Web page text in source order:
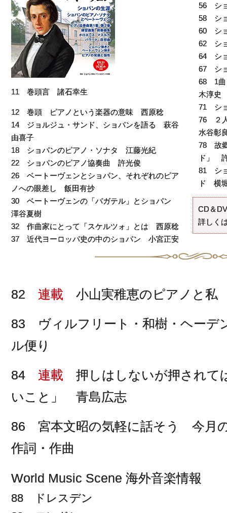
11 巻頭言 諸石幸生
12 巻頭 ピアノという楽器の意味 西原稔
14 ジョルジュ・サンド、ショパンを語る 萩谷
由喜子
18 ショパンのピアノ・ソナタ 江藤光紀
22 ショパンのピアノ協奏曲 許光俊
26 ベートーヴェンとショパン、それぞれのピア
ノへの眼差し 飯田有抄
30 ベートーヴェンの「バガテル」とショパン
澤谷夏樹
32 作曲家にとって「スケルツォ」とは 西原稔
37 近代ヨーロッパ史の中のショパン 小宮正安
56 シ
58 シ
60 シ
62 シ
64 シ
67 シ
68 1曲
木淳史
71 シ
76 ２
水谷彰
78 故
ド」
81 シ
ド 横
CD＆
詳しく
82 連載 小山実稚恵のピアノと私
83 ヴィルフリート・和樹・ヘーデ
ル便り
84 連載 押しはしないが押され
いこと」 青島広志
86 宮本文昭の気軽に話そう 今月
作詞・作曲
World Music Scene 海外音楽情報
88 ドレスデン